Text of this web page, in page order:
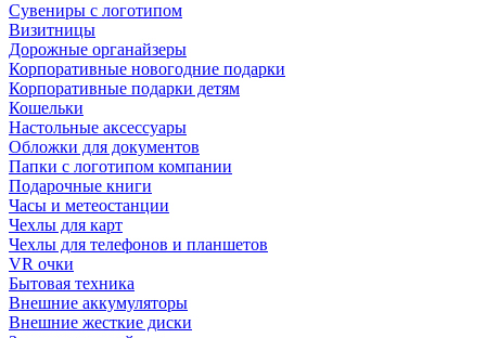
Сувениры с логотипом
Визитницы
Дорожные органайзеры
Корпоративные новогодние подарки
Корпоративные подарки детям
Кошельки
Настольные аксессуары
Обложки для документов
Папки с логотипом компании
Подарочные книги
Часы и метеостанции
Чехлы для карт
Чехлы для телефонов и планшетов
VR очки
Бытовая техника
Внешние аккумуляторы
Внешние жесткие диски